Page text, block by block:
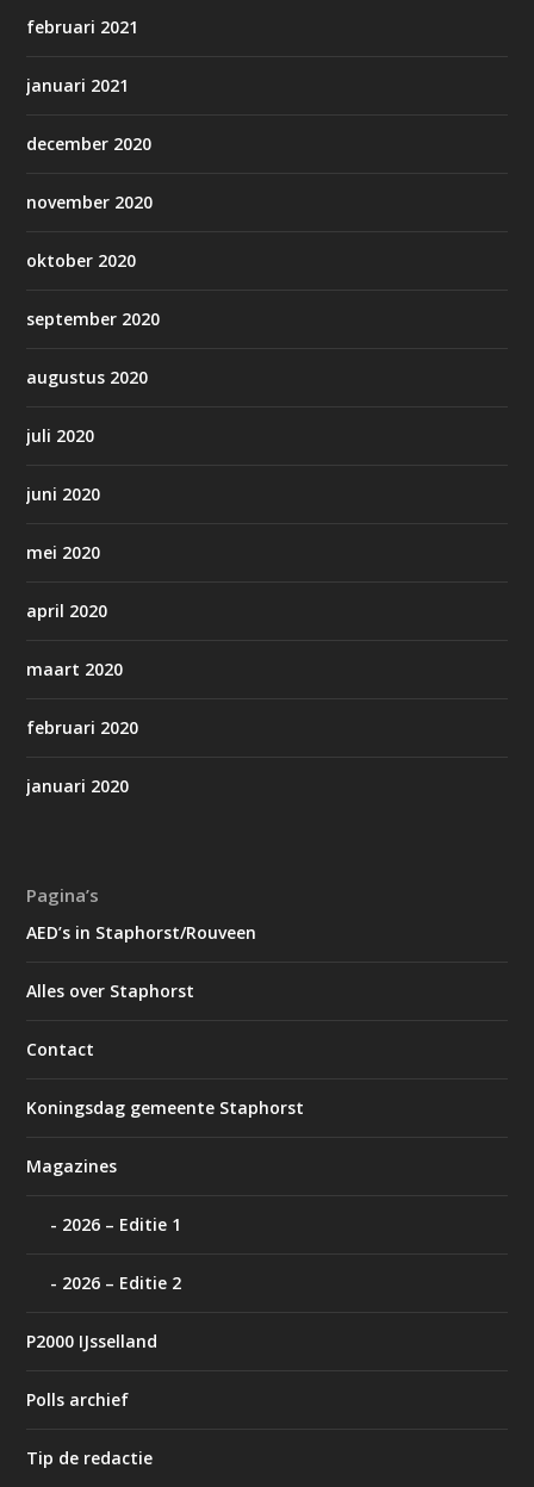
februari 2021
januari 2021
december 2020
november 2020
oktober 2020
september 2020
augustus 2020
juli 2020
juni 2020
mei 2020
april 2020
maart 2020
februari 2020
januari 2020
Pagina’s
AED’s in Staphorst/Rouveen
Alles over Staphorst
Contact
Koningsdag gemeente Staphorst
Magazines
2026 – Editie 1
2026 – Editie 2
P2000 IJsselland
Polls archief
Tip de redactie